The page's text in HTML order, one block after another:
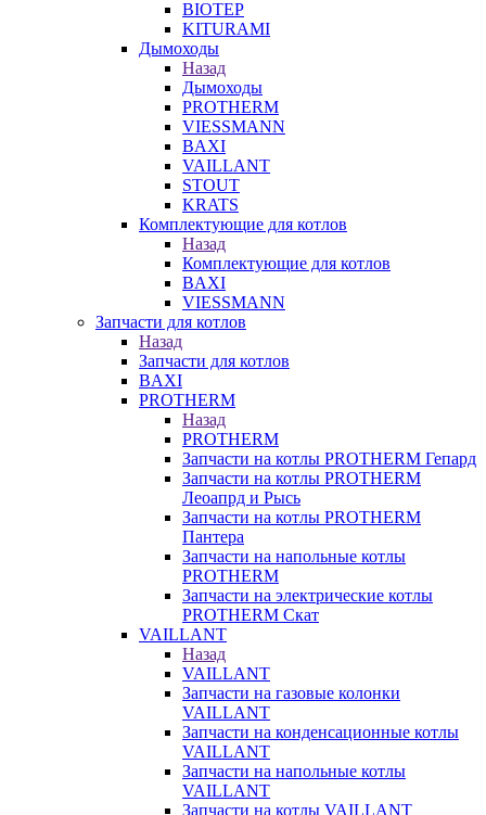
BIOTEP
KITURAMI
Дымоходы
Назад
Дымоходы
PROTHERM
VIESSMANN
BAXI
VAILLANT
STOUT
KRATS
Комплектующие для котлов
Назад
Комплектующие для котлов
BAXI
VIESSMANN
Запчасти для котлов
Назад
Запчасти для котлов
BAXI
PROTHERM
Назад
PROTHERM
Запчасти на котлы PROTHERM Гепард
Запчасти на котлы PROTHERM
Леоапрд и Рысь
Запчасти на котлы PROTHERM
Пантера
Запчасти на напольные котлы
PROTHERM
Запчасти на электрические котлы
PROTHERM Скат
VAILLANT
Назад
VAILLANT
Запчасти на газовые колонки
VAILLANT
Запчасти на конденсационные котлы
VAILLANT
Запчасти на напольные котлы
VAILLANT
Запчасти на котлы VAILLANT